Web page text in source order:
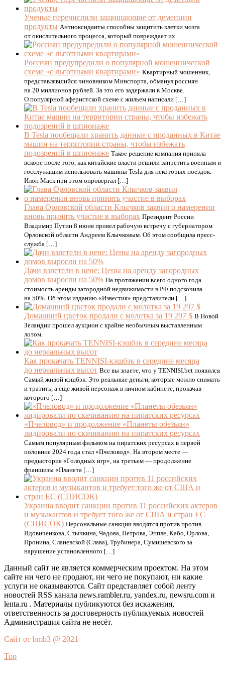
Ученые перечислили защищающие от деменции
продукты Антиоксиданты способны защитить клетки мозга
от окислительного процесса, который повреждает их.
Россиян предупредили о популярной мошеннической
схеме «с льготными квартирами» Квартирный мошенник,
представлявшийся чиновником Минспорта, обманул россиян
на 20 миллионов рублей. За это его задержали в Москве.
О популярной аферистской схеме с жильем написали […]
В Tesla пообещали хранить данные с проданных в Китае
машин на территории страны, чтобы избежать
подозрений в шпионаже Такое решение компания приняла
вскоре после того, как китайские власти решили запретить военным и
госслужащим использовать машины Tesla для некоторых поездок.
Илон Маск при этом опровергал […]
Глава Орловской области Клычков заявил о намерении
вновь принять участие в выборах Президент России
Владимир Путин 8 июня провел рабочую встречу с губернатором
Орловской области Андреем Клычковым. Об этом сообщила пресс-
служба […]
Дачи взлетели в цене: Цены на аренду загородных
домов выросли на 50% На протяжении всего одного года
стоимость аренды загородной недвижимости в РФ подскочила
на 50%. Об этом изданию «Известия» представители […]
Домашний цветок продали с молотка за 19 297 $ В Новой
Зеландии прошел аукцион с крайне необычным выставленным
лотом.
Как прокачать TENNISI-кэшбэк в середине месяца
до нереальных высот Все вы знаете, что у TENNISI.bet появился
Самый живой кэшбэк. Это реальные деньги, которые можно снимать
и тратить, а еще живой персонаж в личном кабинете, прокачав
которого […]
«Пчеловод» и продолжение «Планеты обезьян»
лидировали по скачиванию на пиратских ресурсах
Самым популярным фильмом на пиратских ресурсах в первой
половине 2024 года стал «Пчеловод». На втором месте —
предыстория «Голодных игр», на третьем — продолжение
франшизы «Планета […]
Украина вводит санкции против 11 российских актеров
и музыкантов и требует того же от США и стран ЕС
(СПИСОК) Персональные санкции вводятся против против
Вдовиченкова, Стычкина, Чадова, Петрова, Эппле, Кабо, Орлова,
Пронина, Сланевской (Слава), Трубинера, Сумишевского за
нарушение установленного […]
Данный сайт не является коммерческим проектом. На этом
сайте ни чего не продают, ни чего не покупают, ни какие
услуги не оказываются. Сайт представляет собой ленту
новостей RSS канала news.rambler.ru, yandex.ru, newsru.com и
lenta.ru . Материалы публикуются без искажения,
ответственность за достоверность публикуемых новостей
Администрация сайта не несёт.
Сайт от bmb3 @ 2021
Top